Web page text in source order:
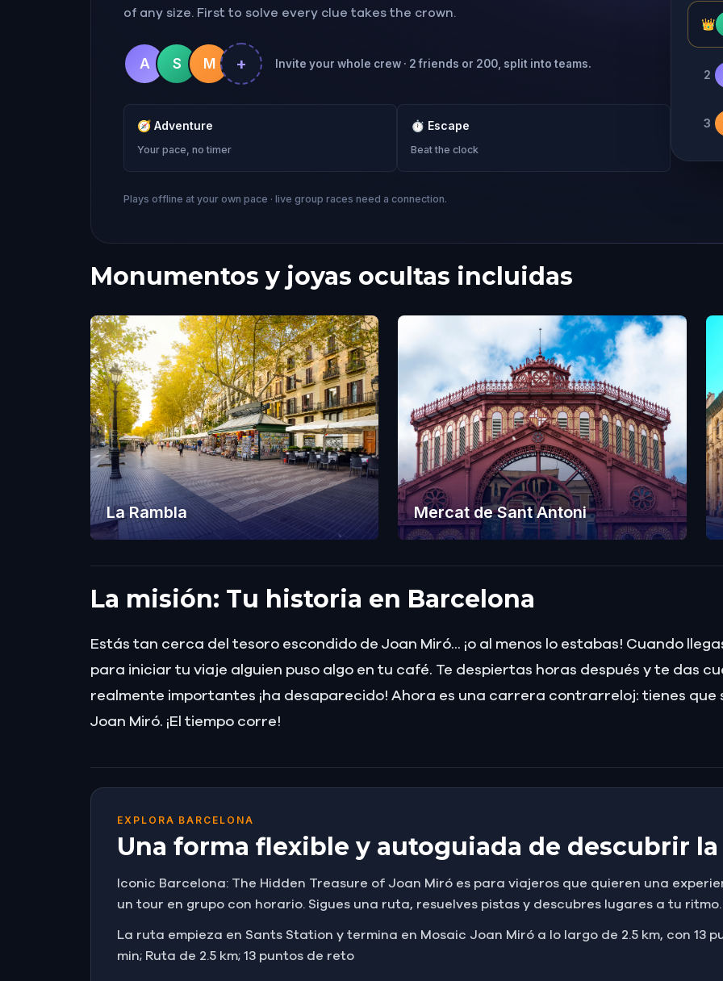
of any size. First to solve every clue takes the crown.
A S M + Invite your whole crew · 2 friends or 200, split into teams.
🧭 Adventure
Your pace, no timer
⏱ Escape
Beat the clock
Plays offline at your own pace · live group races need a connection.
👑
2
3
Monumentos y joyas ocultas incluidas
La Rambla Mercat de Sant Antoni
La misión: Tu historia en Barcelona
Estás tan cerca del tesoro escondido de Joan Miró... ¡o al menos lo estabas! Cuando
para iniciar tu viaje alguien puso algo en tu café. Te despiertas horas después y te das
realmente importantes ¡ha desaparecido! Ahora es una carrera contrarreloj: tienes que
Joan Miró. ¡El tiempo corre!
EXPLORA BARCELONA
Una forma flexible y autoguiada de descubrir
Iconic Barcelona: The Hidden Treasure of Joan Miró es para viajeros que quieren una
un tour en grupo con horario. Sigues una ruta, resuelves pistas y descubres lugares a tu ritmo.
La ruta empieza en Sants Station y termina en Mosaic Joan Miró a lo largo de 2.5 km, con 13
min; Ruta de 2.5 km; 13 puntos de reto